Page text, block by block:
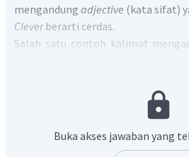
mengandung adjective (kata sifat)
Clever berarti cerdas.
Salah satu contoh kalimat
Jadi, jawaban yang tepat adalah
Buka akses jawaban yang